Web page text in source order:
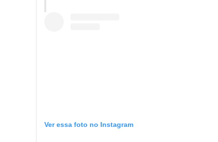
Ver essa foto no Instagram